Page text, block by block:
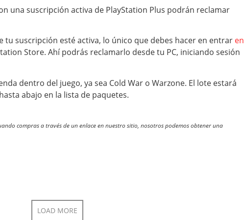
una suscripción activa de PlayStation Plus podrán reclamar
tu suscripción esté activa, lo único que debes hacer en entrar en
Store. Ahí podrás reclamarlo desde tu PC, iniciando sesión
dentro del juego, ya sea Cold War o Warzone. El lote estará
abajo en la lista de paquetes.
compras a través de un enlace en nuestro sitio, nosotros podemos obtener una
LOAD MORE